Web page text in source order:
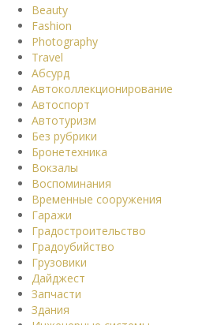
Beauty
Fashion
Photography
Travel
Абсурд
Автоколлекционирование
Автоспорт
Автотуризм
Без рубрики
Бронетехника
Вокзалы
Воспоминания
Временные сооружения
Гаражи
Градостроительство
Градоубийство
Грузовики
Дайджест
Запчасти
Здания